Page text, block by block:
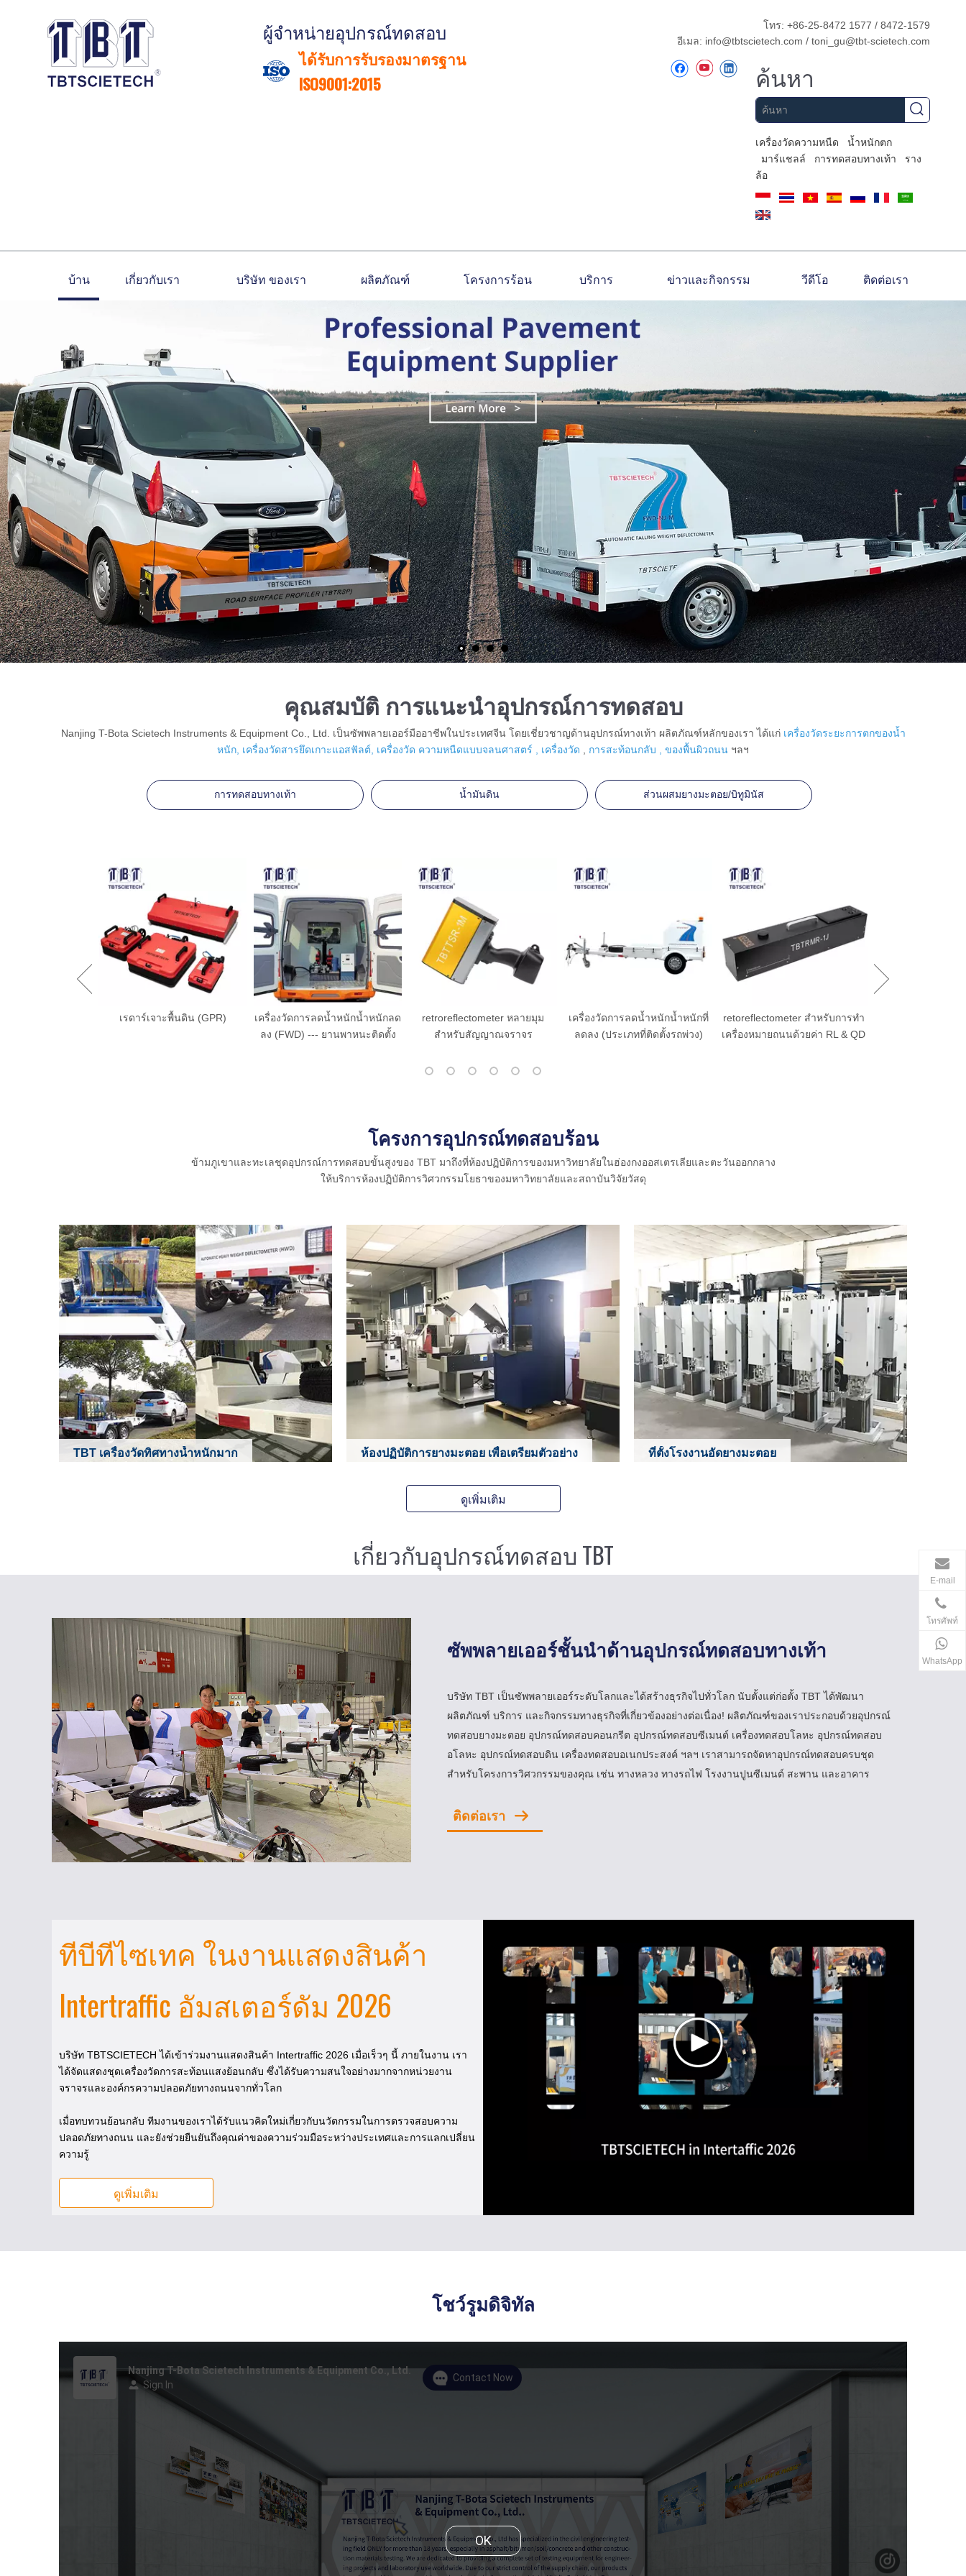
ผู้จำหน่ายอุปกรณ์ทดสอบ
ได้รับการรับรองมาตรฐาน
ISO9001:2015
โทร: +86-25-8472 1577 / 8472-1579
อีเมล: info@tbtscietech.com / toni_gu@tbt-scietech.com
ค้นหา
เครื่องวัดความหนืด
น้ำหนักตก
มาร์แชลล์
การทดสอบทางเท้า
ราง
ล้อ
บ้าน เกี่ยวกับเรา บริษัท ของเรา ผลิตภัณฑ์ โครงการร้อน บริการ ข่าวและกิจกรรม วีดีโอ ติดต่อเรา
คุณสมบัติ การแนะนำอุปกรณ์การทดสอบ
Nanjing T-Bota Scietech Instruments & Equipment Co., Ltd. เป็นซัพพลายเออร์มืออาชีพในประเทศจีน โดยเชี่ยวชาญด้านอุปกรณ์ทางเท้า ผลิตภัณฑ์หลักของเรา ได้แก่ เครื่องวัดระยะการตกของน้ำ
หนัก, เครื่องวัดสารยึดเกาะแอสฟัลต์, เครื่องวัด ความหนืดแบบจลนศาสตร์ , เครื่องวัด การสะท้อนกลับ ของพื้นผิวถนน ฯลฯ
การทดสอบทางเท้า น้ำมันดิน ส่วนผสมยางมะตอย/บิทูมินัส
เครื่องวัดการลดน้ำหนักน้ำหนักลด
retroreflectometer หลายมุม
สำหรับสัญญาณจราจร
เครื่องวัดการลดน้ำหนักน้ำหนักที่
ลดลง (ประเภทที่ติดตั้งรถพ่วง)
retoreflectometer สำหรับการทำ
เครื่องหมายถนนด้วยค่า RL & QD
Mobile RetroReflectometer
สำหรับการทำเครื่องหมายถนน
โครงการอุปกรณ์ทดสอบร้อน
ข้ามภูเขาและทะเลชุดอุปกรณ์การทดสอบขั้นสูงของ TBT มาถึงที่ห้องปฏิบัติการของมหาวิทยาลัยในฮ่องกงออสเตรเลียและตะวันออกกลาง
ให้บริการห้องปฏิบัติการวิศวกรรมโยธาของมหาวิทยาลัยและสถาบันวิจัยวัสดุ
TBT เครื่องวัดทิศทางน้ำหนักมาก ห้องปฏิบัติการยางมะตอย เพื่อเตรียมตัวอย่าง
Learn More
ที่ตั้งโรงงานอัดยางมะตอย
ดูเพิ่มเติม
เกี่ยวกับอุปกรณ์ทดสอบ TBT
ซัพพลายเออร์ชั้นนำด้านอุปกรณ์ทดสอบทางเท้า
บริษัท TBT เป็นซัพพลายเออร์ระดับโลกและได้สร้างธุรกิจไปทั่วโลก นับตั้งแต่ก่อตั้ง TBT ได้พัฒนา
ผลิตภัณฑ์ บริการ และกิจกรรมทางธุรกิจที่เกี่ยวข้องอย่างต่อเนื่อง! ผลิตภัณฑ์ของเราประกอบด้วยอุปกรณ์
ทดสอบยางมะตอย อุปกรณ์ทดสอบคอนกรีต อุปกรณ์ทดสอบซีเมนต์ เครื่องทดสอบโลหะ อุปกรณ์ทดสอบ
อโลหะ อุปกรณ์ทดสอบดิน เครื่องทดสอบอเนกประสงค์ ฯลฯ เราสามารถจัดหาอุปกรณ์ทดสอบครบชุด
สำหรับโครงการวิศวกรรมของคุณ เช่น ทางหลวง ทางรถไฟ โรงงานปูนซีเมนต์ สะพาน และอาคาร
ติดต่อเรา
ทีบีทีไซเทค ในงานแสดงสินค้า
Intertraffic อัมสเตอร์ดัม 2026
บริษัท TBTSCIETECH ได้เข้าร่วมงานแสดงสินค้า Intertraffic 2026 เมื่อเร็วๆ นี้ ภายในงาน เรา
ได้จัดแสดงชุดเครื่องวัดการสะท้อนแสงย้อนกลับ ซึ่งได้รับความสนใจอย่างมากจากหน่วยงาน
จราจรและองค์กรความปลอดภัยทางถนนจากทั่วโลก
เมื่อทบทวนย้อนกลับ ทีมงานของเราได้รับแนวคิดใหม่เกี่ยวกับนวัตกรรมในการตรวจสอบความ
ปลอดภัยทางถนน และยังช่วยยืนยันถึงคุณค่าของความร่วมมือระหว่างประเทศและการแลกเปลี่ยน
ความรู้
ดูเพิ่มเติม
โชว์รูมดิจิทัล
E-mail
โทรศัพท์
WhatsApp